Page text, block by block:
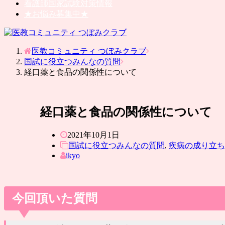
医教コミュニティ つぼみクラブ
国試に役立つみんなの質問
経口薬と食品の関係性について
経口薬と食品の関係性について
2021年10月1日
国試に役立つみんなの質問, 疾病の成り立
ikyo
今回頂いた質問